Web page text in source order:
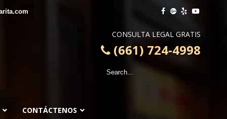
CONSULTA LEGAL GRATIS
(661) 724-4998
CONTÁCTENOS